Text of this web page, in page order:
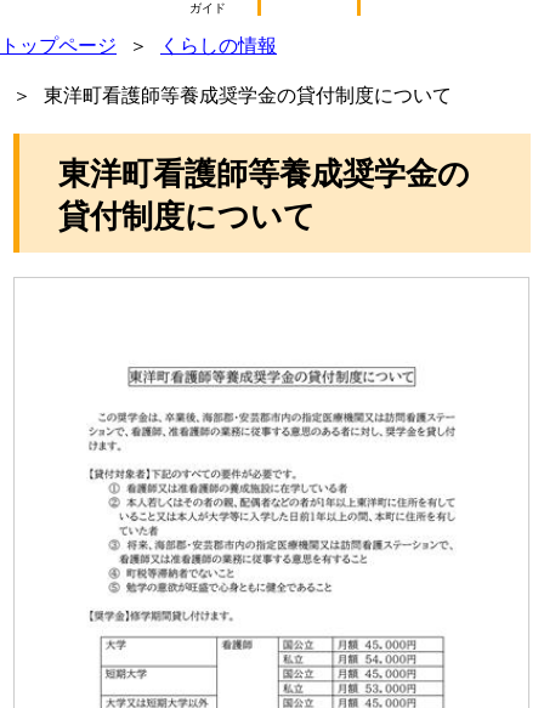
ガイド
トップページ くらしの情報
東洋町看護師等養成奨学金の貸付制度について
東洋町看護師等養成奨学金の
貸付制度について